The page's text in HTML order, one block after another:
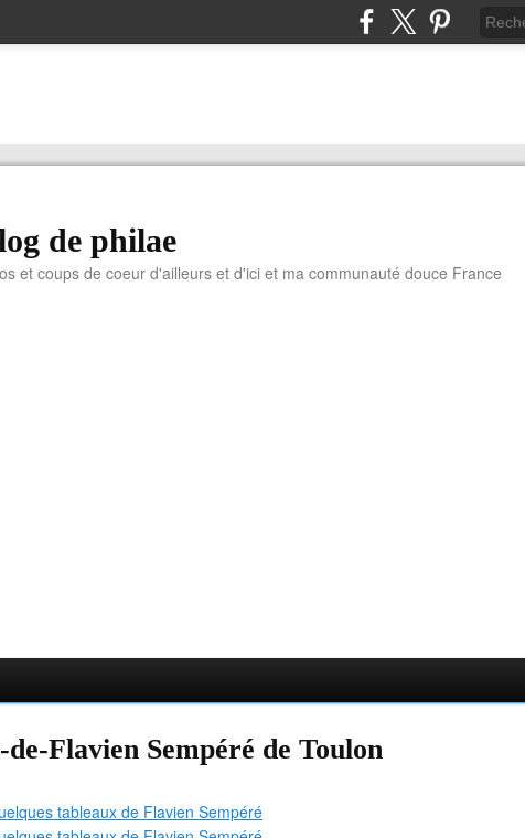
de philae
et coups de coeur d'ailleurs et d'ici et ma communauté douce France
Flavien Sempéré de Toulon